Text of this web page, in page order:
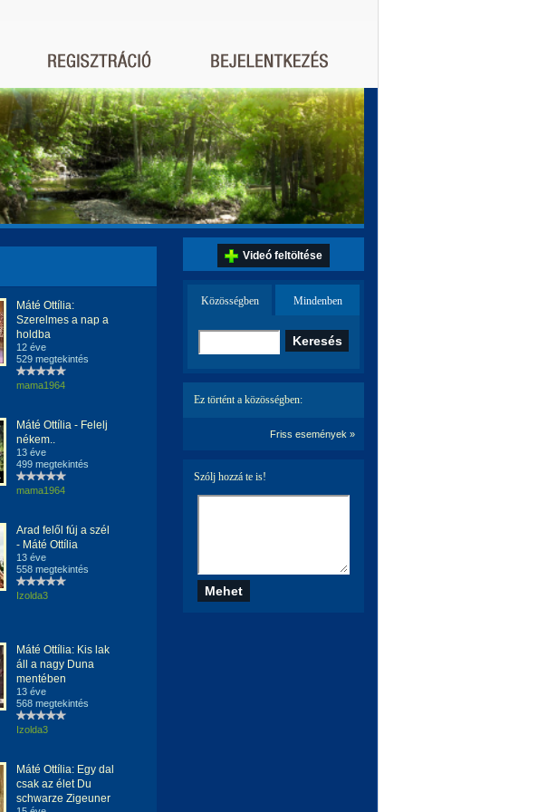
Máté Ottília:
Szerelmes a nap a
holdba
12 éve
529 megtekintés
mama1964
Máté Ottília - Felelj
nékem..
13 éve
499 megtekintés
mama1964
Arad felől fúj a szél
- Máté Ottília
13 éve
558 megtekintés
Izolda3
Máté Ottília: Kis lak
áll a nagy Duna
mentében
13 éve
568 megtekintés
Izolda3
Máté Ottília: Egy dal
csak az élet Du
schwarze Zigeuner
Videó feltöltése
Közösségben Mindenben
Ez történt a közösségben:
Friss események »
Szólj hozzá te is!